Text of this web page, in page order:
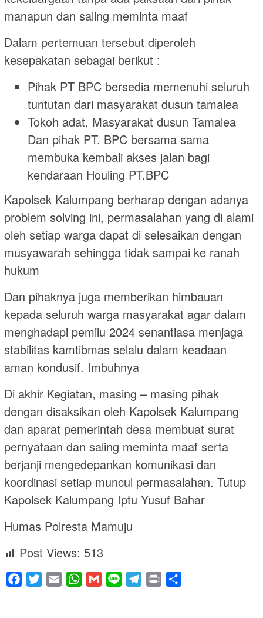
manapun dan saling meminta maaf
Dalam pertemuan tersebut diperoleh
kesepakatan sebagai berikut :
Pihak PT BPC bersedia memenuhi seluruh
tuntutan dari masyarakat dusun tamalea
Tokoh adat, Masyarakat dusun Tamalea
Dan pihak PT. BPC bersama sama
membuka kembali akses jalan bagi
kendaraan Houling PT.BPC
Kapolsek Kalumpang berharap dengan adanya
problem solving ini, permasalahan yang di alami
oleh setiap warga dapat di selesaikan dengan
musyawarah sehingga tidak sampai ke ranah
hukum
Dan pihaknya juga memberikan himbauan
kepada seluruh warga masyarakat agar dalam
menghadapi pemilu 2024 senantiasa menjaga
stabilitas kamtibmas selalu dalam keadaan
aman kondusif. Imbuhnya
Di akhir Kegiatan, masing – masing pihak
dengan disaksikan oleh Kapolsek Kalumpang
dan aparat pemerintah desa membuat surat
pernyataan dan saling meminta maaf serta
berjanji mengedepankan komunikasi dan
koordinasi setiap muncul permasalahan. Tutup
Kapolsek Kalumpang Iptu Yusuf Bahar
Humas Polresta Mamuju
Post Views: 513
Facebook
Twitter Email WhatsApp
Gmail Line Telegram
Print